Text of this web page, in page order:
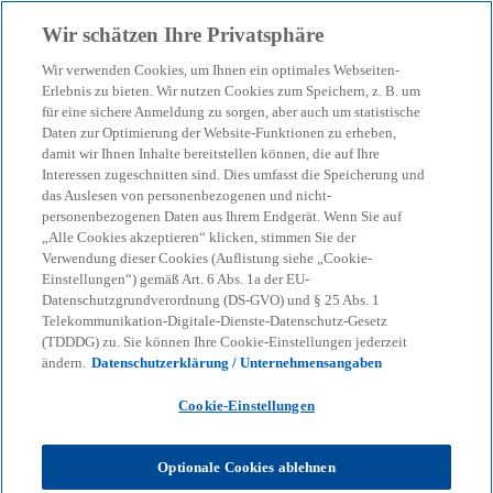
menu search
Tim Dümichen
Wir schätzen Ihre Privatsphäre
Wir verwenden Cookies, um Ihnen ein optimales Webseiten-
Erlebnis zu bieten. Wir nutzen Cookies zum Speichern, z. B. um
für eine sichere Anmeldung zu sorgen, aber auch um statistische
Daten zur Optimierung der Website-Funktionen zu erheben,
damit wir Ihnen Inhalte bereitstellen können, die auf Ihre
Interessen zugeschnitten sind. Dies umfasst die Speicherung und
das Auslesen von personenbezogenen und nicht-
personenbezogenen Daten aus Ihrem Endgerät. Wenn Sie auf
„Alle Cookies akzeptieren“ klicken, stimmen Sie der
Verwendung dieser Cookies (Auflistung siehe „Cookie-
Einstellungen“) gemäß Art. 6 Abs. 1a der EU-
Datenschutzgrundverordnung (DS-GVO) und § 25 Abs. 1
Telekommunikation-Digitale-Dienste-Datenschutz-Gesetz
(TDDDG) zu. Sie können Ihre Cookie-Einstellungen jederzeit
ändern. Datenschutzerklärung / Unternehmensangaben
Cookie-Einstellungen
Optionale Cookies ablehnen